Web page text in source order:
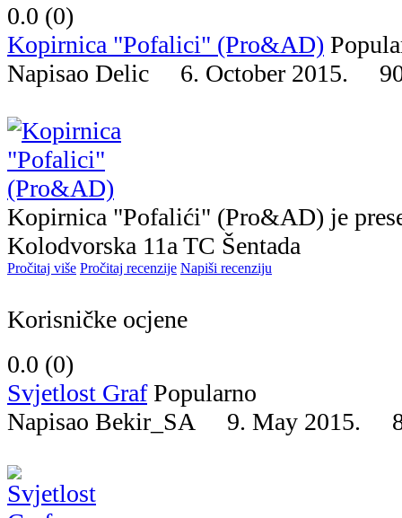
0.0 (0)
Kopirnica "Pofalici" (Pro&AD)
Napisao Delic 6. October 2015.
Kopirnica "Pofalići" (Pro&AD) je
Kolodvorska 11a TC Šentada
Pročitaj više Pročitaj recenzije Napiši recenziju
Korisničke ocjene
0.0 (0)
Svjetlost Graf Popularno
Napisao Bekir_SA 9. May 2015.